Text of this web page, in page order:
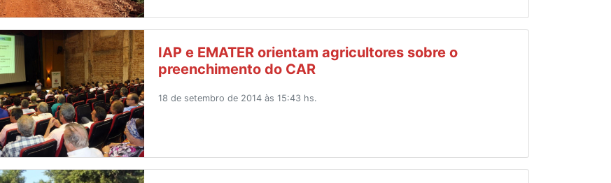
IAP e EMATER orientam agricultores sobre o
preenchimento do CAR
18 de setembro de 2014 às 15:43 hs.